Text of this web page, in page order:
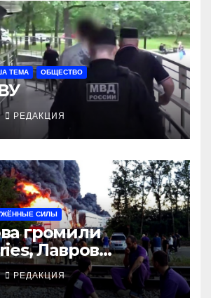
ТЕМА ОБЩЕСТВО
РЕДАКЦИЯ
СИЛЫ
громили
Лавров
жаловаться из
Вашингтон
РЕДАКЦИЯ